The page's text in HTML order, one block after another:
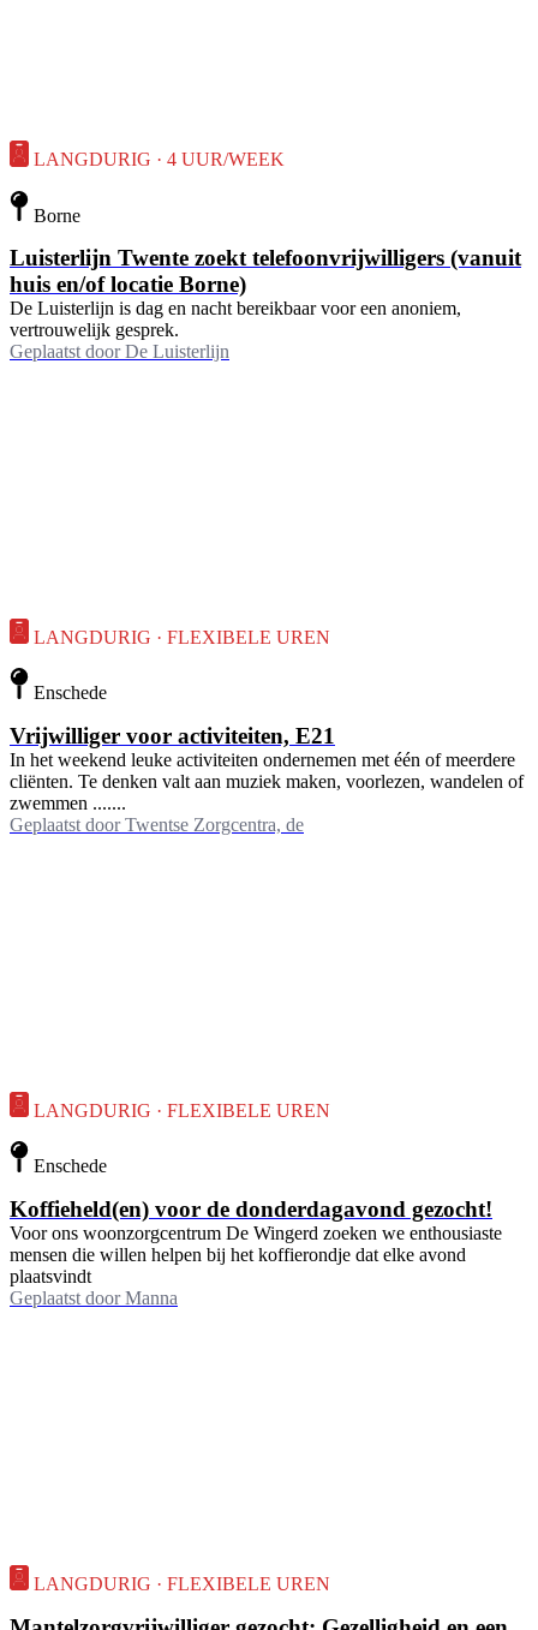
LANGDURIG · 4 UUR/WEEK
Borne
Luisterlijn Twente zoekt telefoonvrijwilligers (vanuit
huis en/of locatie Borne)
De Luisterlijn is dag en nacht bereikbaar voor een anoniem,
vertrouwelijk gesprek.
Geplaatst door De Luisterlijn
LANGDURIG · FLEXIBELE UREN
Enschede
Vrijwilliger voor activiteiten, E21
In het weekend leuke activiteiten ondernemen met één of meerdere
cliënten. Te denken valt aan muziek maken, voorlezen, wandelen of
zwemmen .......
Geplaatst door Twentse Zorgcentra, de
LANGDURIG · FLEXIBELE UREN
Enschede
Koffieheld(en) voor de donderdagavond gezocht!
Voor ons woonzorgcentrum De Wingerd zoeken we enthousiaste
mensen die willen helpen bij het koffierondje dat elke avond
plaatsvindt
Geplaatst door Manna
LANGDURIG · FLEXIBELE UREN